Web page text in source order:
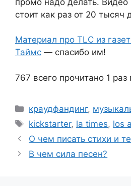
стоит как раз от 20 тысяч
Материал про TLC из
Таймс — спасибо им!
767 всего прочитано 1 раз
Рубрики
краудфандинг,
Метки
kickstarter, la times, los
О чем писать стихи и
В чем сила песен?